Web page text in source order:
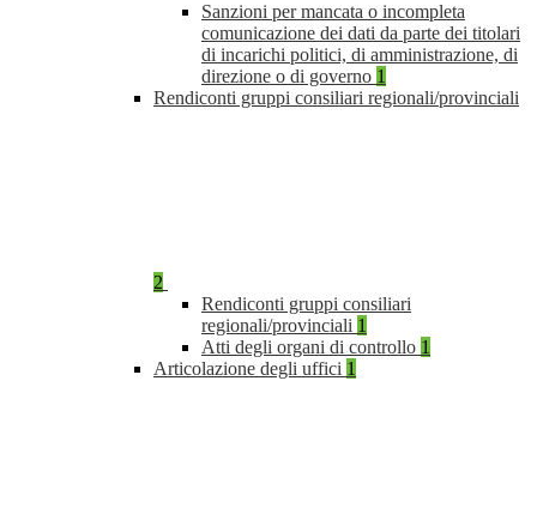
Sanzioni per mancata o incompleta
comunicazione dei dati da parte dei titolari
di incarichi politici, di amministrazione, di
direzione o di governo 1
Rendiconti gruppi consiliari regionali/provinciali
2
Rendiconti gruppi consiliari
regionali/provinciali 1
Atti degli organi di controllo 1
Articolazione degli uffici 1